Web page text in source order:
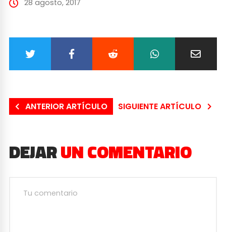
28 agosto, 2017
ANTERIOR ARTÍCULO SIGUIENTE ARTÍCULO
DEJARUN COMENTARIO